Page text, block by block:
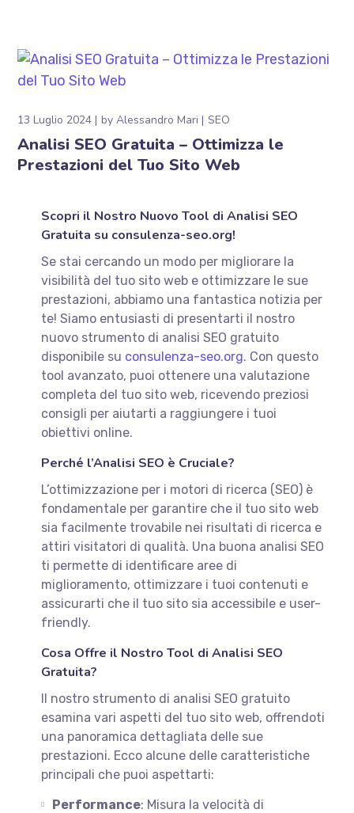
13 Luglio 2024 byAlessandro Mari SEO
Analisi SEO Gratuita – Ottimizza le
Prestazioni del Tuo Sito Web
Scopri il Nostro Nuovo Tool di Analisi SEO
Gratuita su consulenza-seo.org!
Se stai cercando un modo per migliorare la
visibilità del tuo sito web e ottimizzare le sue
prestazioni, abbiamo una fantastica notizia per
te! Siamo entusiasti di presentarti il nostro
nuovo strumento di analisi SEO gratuito
disponibile su consulenza-seo.org. Con questo
tool avanzato, puoi ottenere una valutazione
completa del tuo sito web, ricevendo preziosi
consigli per aiutarti a raggiungere i tuoi
obiettivi online.
Perché l’Analisi SEO è Cruciale?
L’ottimizzazione per i motori di ricerca (SEO) è
fondamentale per garantire che il tuo sito web
sia facilmente trovabile nei risultati di ricerca e
attiri visitatori di qualità. Una buona analisi SEO
ti permette di identificare aree di
miglioramento, ottimizzare i tuoi contenuti e
assicurarti che il tuo sito sia accessibile e user-
friendly.
Cosa Offre il Nostro Tool di Analisi SEO
Gratuita?
Il nostro strumento di analisi SEO gratuito
esamina vari aspetti del tuo sito web, offrendoti
una panoramica dettagliata delle sue
prestazioni. Ecco alcune delle caratteristiche
principali che puoi aspettarti:
Performance: Misura la velocità di